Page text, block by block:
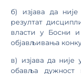
б) изјава да
резултат
власти у Босни
објављивања
в) изјава да није
обавља дужност